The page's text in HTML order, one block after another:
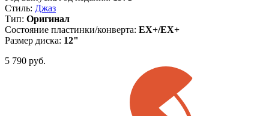
Стиль: Джаз
Тип: Оригинал
Состояние пластинки/конверта: EX+/EX+
Размер диска: 12"
5 790 руб.